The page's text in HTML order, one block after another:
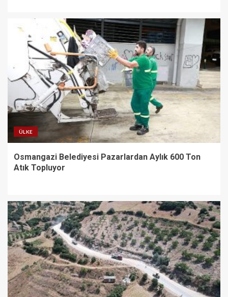
ÜLKE
Osmangazi Belediyesi Pazarlardan Aylık 600 Ton
Atık Topluyor